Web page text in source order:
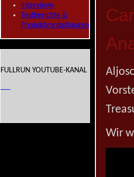
Interviews
Testberichte &
Produktvorstellungen
FULLRUN YOUTUBE-KANAL
Wir